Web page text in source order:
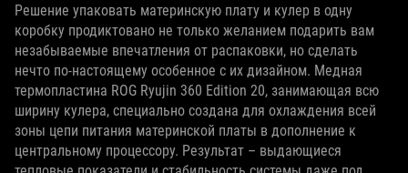
Решение упаковать материнскую плату и кулер в одну
коробку продиктовано не только желанием подарить вам
незабываемые впечатления от распаковки, но сделать
нечто по‑настоящему особенное с их дизайном. Медная
термопластина ROG Ryujin 360 Edition 20, занимающая всю
ширину кулера, специально создана для охлаждения всей
зоны цепи питания материнской платы в дополнение к
центральному процессору. Результат – выдающиеся